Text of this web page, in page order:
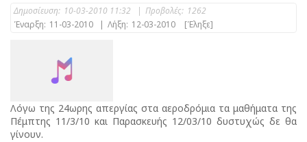
Δημοσίευση: 10-03-2010 11:32 | Προβολές: 1262
Έναρξη: 11-03-2010 | Λήξη: 12-03-2010 [Έληξε]
Λόγω της 24ωρης απεργίας στα αεροδρόμια τα μαθήματα της
Πέμπτης 11/3/10 και Παρασκευής 12/03/10 δυστυχώς δε θα
γίνουν.